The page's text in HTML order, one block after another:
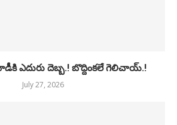
ఎదురు దెబ్బ.! బొద్దింకలే గెలిచాయ్.!
July 27, 2026